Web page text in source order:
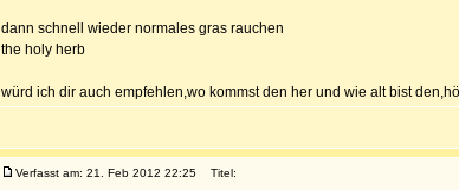
dann schnell wieder normales gras rauchen
the holy herb
würd ich dir auch empfehlen,wo kommst den her und wie alt bist
Verfasst am: 21. Feb 2012 22:25 Titel: